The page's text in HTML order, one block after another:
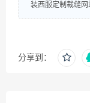
装西服定制裁缝网
分享到：